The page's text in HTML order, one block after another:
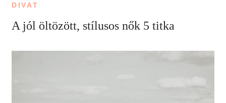
DIVAT
A jól öltözött, stílusos nők 5 titka